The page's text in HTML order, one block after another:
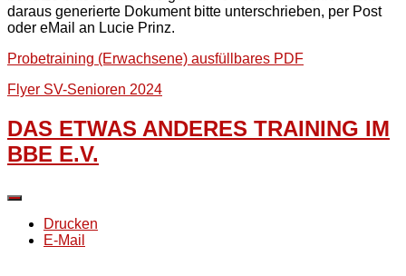
daraus generierte Dokument bitte unterschrieben, per Post
oder eMail an Lucie Prinz.
Probetraining (Erwachsene) ausfüllbares PDF
Flyer SV-Senioren 2024
DAS ETWAS ANDERES TRAINING IM
BBE E.V.
Drucken
E-Mail